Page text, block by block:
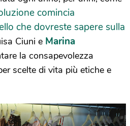
comincia
che dovreste sapere sulla
Ciuni e Marina
la consapevolezza
scelte di vita più etiche e